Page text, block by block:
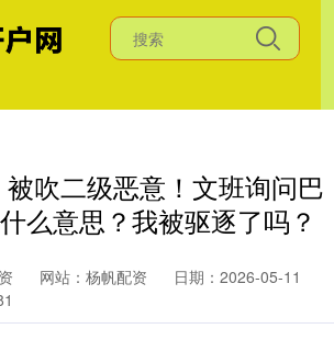
吹二级恶意！文班询问巴
么意思？我被驱逐了吗？
网站：杨帆配资
日期：2026-05-11